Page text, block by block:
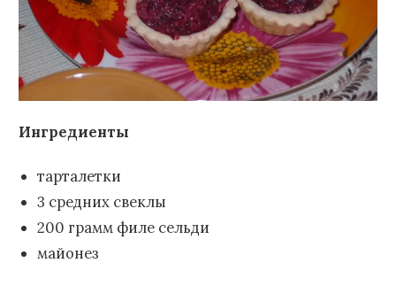
Ингредиенты
тарталетки
3 средних свеклы
200 грамм филе сельди
майонез